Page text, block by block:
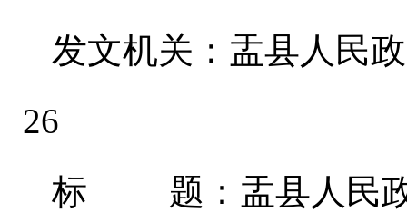
发文机关：盂县
26
标 题：盂县人民政